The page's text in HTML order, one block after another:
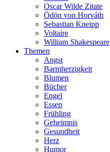
Oscar Wilde Zitate
Ödön von Horváth
Sebastian Kneipp
Voltaire
William Shakespeare
Themen
Angst
Barmherzigkeit
Blumen
Bücher
Engel
Essen
Frühling
Geheimnis
Gesundheit
Herz
Humor